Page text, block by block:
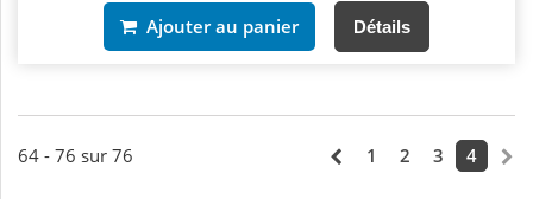
Ajouter au panier Détails
1 2 3 4
64 - 76 sur 76